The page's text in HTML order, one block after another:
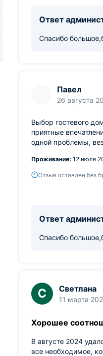
Ответ
Спасибо
Павел
26 августа
Выбор гостевого
приятные
одной проблемы,
Проживание: 12 июля
Отзыв оставлен без
Ответ
Спасибо
С Светлана
11 марта
Хорошее
В августе 2024
все необходимое,